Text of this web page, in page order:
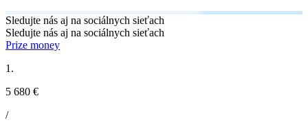
Sledujte nás aj na sociálnych sieťach
Sledujte nás aj na sociálnych sieťach
Prize money
1.
5 680 €
/